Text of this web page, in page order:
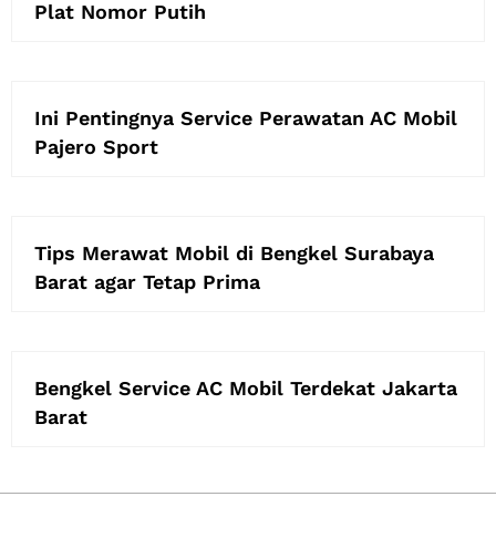
Plat Nomor Putih
Ini Pentingnya Service Perawatan AC Mobil
Pajero Sport
Tips Merawat Mobil di Bengkel Surabaya
Barat agar Tetap Prima
Bengkel Service AC Mobil Terdekat Jakarta
Barat